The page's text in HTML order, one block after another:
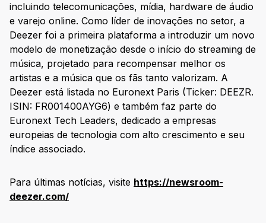
incluindo telecomunicações, mídia, hardware de áudio
e varejo online. Como líder de inovações no setor, a
Deezer foi a primeira plataforma a introduzir um novo
modelo de monetização desde o início do streaming de
música, projetado para recompensar melhor os
artistas e a música que os fãs tanto valorizam. A
Deezer está listada no Euronext Paris (Ticker: DEEZR.
ISIN: FR001400AYG6) e também faz parte do
Euronext Tech Leaders, dedicado a empresas
europeias de tecnologia com alto crescimento e seu
índice associado.
Para últimas notícias, visite https://newsroom-
deezer.com/